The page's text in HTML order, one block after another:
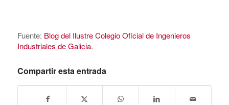
Fuente: Blog del Ilustre Colegio Oficial de Ingenieros
Industriales de Galicia.
Compartir esta entrada